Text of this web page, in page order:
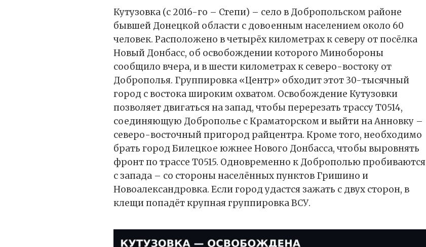
Кутузовка (с 2016-го – Степи) – село в Добропольском районе
бывшей Донецкой области с довоенным населением около 60
человек. Расположено в четырёх километрах к северу от посёлка
Новый Донбасс, об освобождении которого Минобороны
сообщило вчера, и в шести километрах к северо-востоку от
Доброполья. Группировка «Центр» обходит этот 30-тысячный
город с востока широким охватом. Освобождение Кутузовки
позволяет двигаться на запад, чтобы перерезать трассу Т0514,
соединяющую Доброполье с Краматорском и выйти на Анновку –
северо-восточный пригород райцентра. Кроме того, необходимо
брать город Билецкое южнее Нового Донбасса, чтобы выровнять
фронт по трассе Т0515. Одновременно к Доброполью пробиваются
с запада – со стороны населённых пунктов Гришино и
Новоалександровка. Если город удастся зажать с двух сторон, в
клещи попадёт крупная группировка ВСУ.